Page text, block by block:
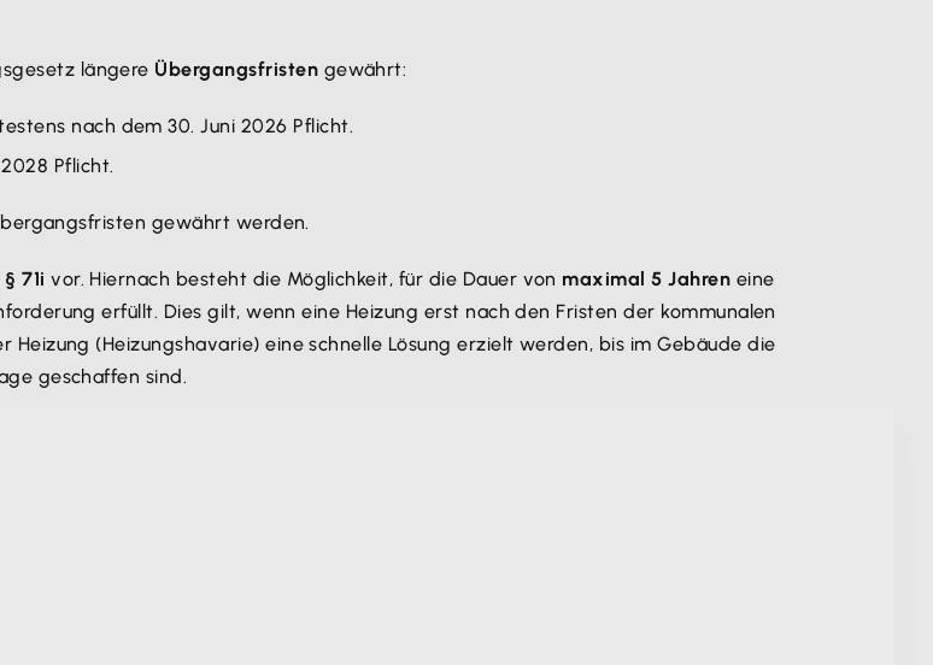
längere Übergangsfristen gewährt:
nach dem 30. Juni 2026 Pflicht.
Pflicht.
gewährt werden.
71ivor. Hiernach besteht die Möglichkeit, für die Dauer von maximal 5 Jahren eine
erfüllt. Dies gilt, wenn eine Heizung erst nach den Fristen der kommunalen
(Heizungshavarie) eine schnelle Lösung erzielt werden, bis im Gebäude die
geschaffen sind.